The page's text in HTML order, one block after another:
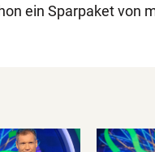
ein Sparpaket von